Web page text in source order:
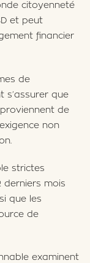
citoyenneté
et peut
financier
de
s’assurer que
de
non
strictes
derniers mois
que les
de
examinent